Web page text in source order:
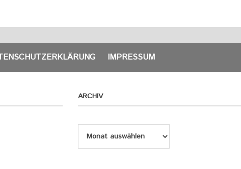
IMPRESSUM
ARCHIV